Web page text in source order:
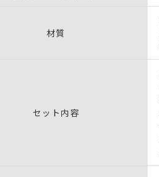
材質
セット内容